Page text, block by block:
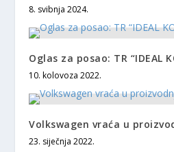
8. svibnja 2024.
Oglas za posao: TR “IDEAL
10. kolovoza 2022.
Volkswagen vraća u
23. siječnja 2022.